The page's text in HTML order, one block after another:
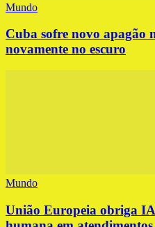
Mundo
Cuba sofre novo apagão
novamente no escuro
Mundo
União Europeia obriga